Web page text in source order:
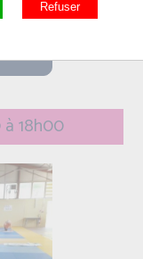
18h00